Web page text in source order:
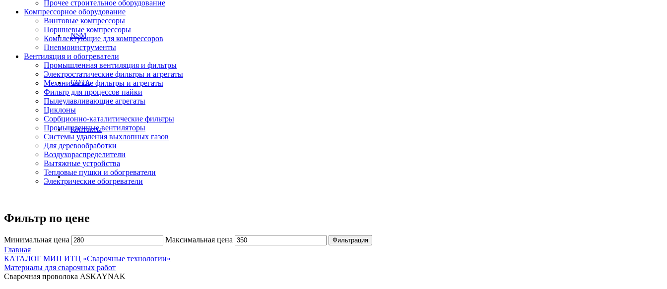
NSM
СОТА
Контакты
Прочее строительное оборудование
Компрессорное оборудование
Винтовые компрессоры
Поршневые компрессоры
Комплектующие для компрессоров
Пневмоинструменты
Вентиляция и обогреватели
Промышленная вентиляция и фильтры
Электростатические фильтры и агрегаты
Механические фильтры и агрегаты
Фильтр для процессов пайки
Пылеулавливающие агрегаты
Циклоны
Сорбционно-каталитические фильтры
Промышленные вентиляторы
Системы удаления выхлопных газов
Для деревообработки
Воздухораспределители
Вытяжные устройства
Тепловые пушки и обогреватели
Электрические обогреватели
Фильтр по цене
Минимальная цена Максимальная цена Фильтрация
Главная
КАТАЛОГ МИП ИТЦ «Сварочные технологии»
Материалы для сварочных работ
Сварочная проволока ASKAYNAK